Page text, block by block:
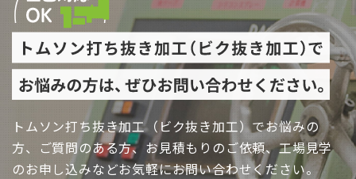
トムソン打ち抜き加工（ビク抜き加工）でお悩みの
方、ご質問のある方、お見積もりのご依頼、工場見学
のお申し込みなどお気軽にお問い合わせください。